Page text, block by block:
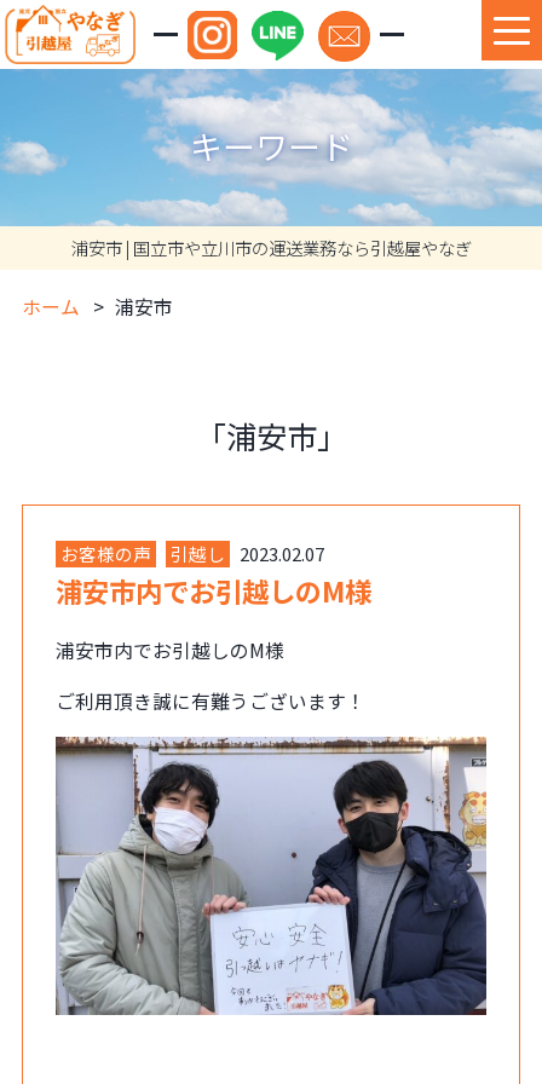
キーワード
浦安市 | 国立市や立川市の運送業務なら引越屋やなぎ
ホーム 浦安市
「浦安市」
お客様の声 引越し 2023.02.07
浦安市内でお引越しのM様
浦安市内でお引越しのM様
ご利用頂き誠に有難うございます！